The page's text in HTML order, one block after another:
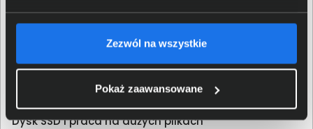
Zezwól na wszystkie
Pokaż zaawansowane
W AI workflow pamięć szybko staje się wąskim gardłem.
Na delkom.pl są konfiguracje z 128 GB RAM, co ma duże
znaczenie przy pracy wielozadaniowej i większych
projektach. Im więcej procesów i narzędzi działa
tym większy sens ma zapas RAM.
Dysk SSD i praca na dużych plikach